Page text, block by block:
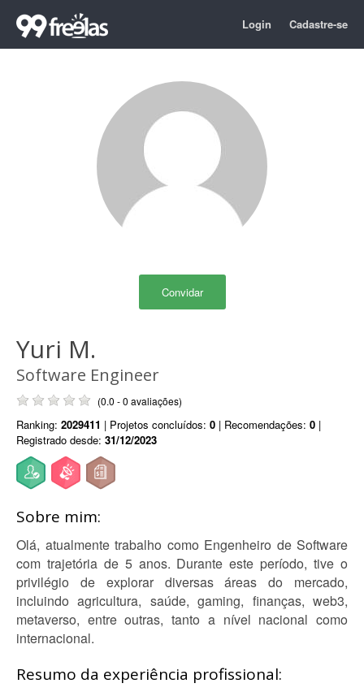
Login Cadastre-se
Convidar
Yuri M.
Software Engineer
(0.0 - 0 avaliações)
Ranking: 2029411 | Projetos concluídos: 0 | Recomendações: 0 |
Registrado desde: 31/12/2023
Sobre mim:
Olá, atualmente trabalho como Engenheiro de Software
com trajetória de 5 anos. Durante este período, tive o
privilégio de explorar diversas áreas do mercado,
incluindo agricultura, saúde, gaming, finanças, web3,
metaverso, entre outras, tanto a nível nacional como
internacional.
Resumo da experiência profissional: